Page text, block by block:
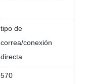
tipo de
correa/conexión
directa
570